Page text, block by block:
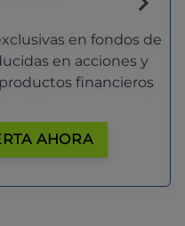
en fondos de
en acciones y
financieros
AHORA